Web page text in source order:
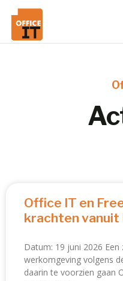
Office IT en
krachten vanuit
Datum: 19 juni 2026
werkomgeving volgens
daarin te voorzien gaan